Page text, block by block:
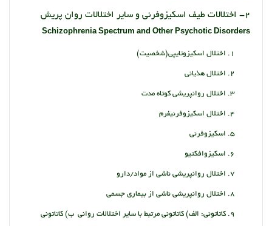
2- اختلالات طیف اسکیزوفرنی و سایر اختلالات روان پریش
Schizophrenia Spectrum and Other Psychotic Disorders
اختلال اسکیزوتایپی(شخصیت)
اختلال هذیانی
اختلال روانپریشی کوتاه مدت
اختلال اسکیزوفرنیفرم
اسکیزوفرنی
اسکیزوافکتیو
اختلال روانپریشی ناشی از مواد/دارو
اختلال روانپریشی ناشی از بیماری جسمی
کاتاتونی: الف) کاتاتونی مرتبط با سایر اختلالات روانی ب) کاتاتونی